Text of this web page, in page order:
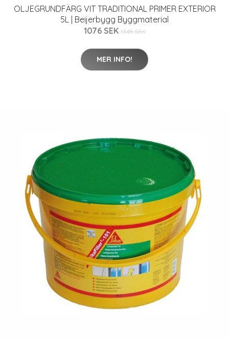
OLJEGRUNDFÄRG VIT TRADITIONAL PRIMER EXTERIOR
5L | Beijerbygg Byggmaterial
1076 SEK 1345 SEK
MER INFO!